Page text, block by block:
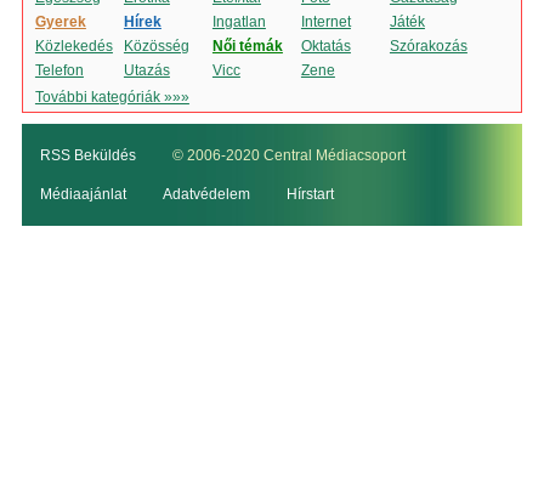
Gyerek
Hírek Ingatlan Internet
Játék
Közlekedés
Közösség Női témák Oktatás
Szórakozás
Telefon
Utazás Vicc
Zene
További kategóriák »»»
RSS Beküldés © 2006-2020 Central Médiacsoport
Médiaajánlat Adatvédelem Hírstart